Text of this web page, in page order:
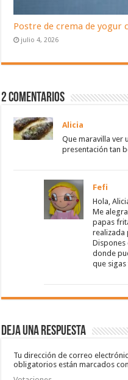
Postre de crema de yogur
julio 4, 2026
2 Comentarios
Alicia
Que maravilla ver
presentación tan
Fefi
Hola,
Me
papas
realizada
Dispones
donde
que
Deja una respuesta
Tu dirección de correo
obligatorios están marcados